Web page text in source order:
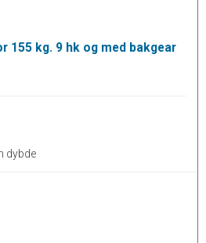
155 kg. 9 hk og med bakgear
dybde